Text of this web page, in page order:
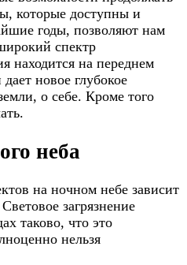
которые доступны и
годы, позволяют нам
спектр
находится на переднем
новое глубокое
о себе. Кроме того
неба
на ночном небе зависит
загрязнение
таково, что это
нельзя